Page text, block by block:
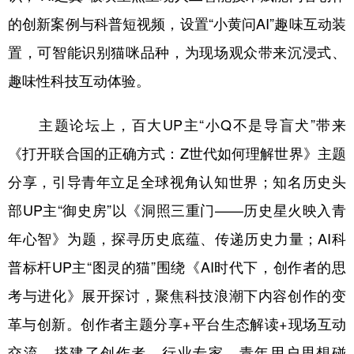
的创新案例与科普短视频，设置“小黄问AI”趣味互动装
置，可智能识别猫咪品种，为现场观众带来沉浸式、
趣味性科技互动体验。
主题论坛上，百大UP主“小Q不是导盲犬”带来
《打开联合国的正确方式：Z世代如何理解世界》主题
分享，引导青年立足全球视角认知世界；知名历史头
部UP主“御史房”以《洞照三重门——历史星火映入青
年心智》为题，探寻历史底蕴、传递历史力量；AI科
普标杆UP主“图灵的猫”围绕《AI时代下，创作者的思
考与进化》展开探讨，聚焦科技浪潮下内容创作的变
革与创新。创作者主题分享+平台生态解读+现场互动